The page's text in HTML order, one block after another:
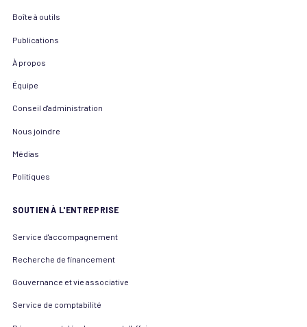
Boîte à outils
Publications
À propos
Équipe
Conseil d'administration
Nous joindre
Médias
Politiques
SOUTIEN À L'ENTREPRISE
Service d'accompagnement
Recherche de financement
Gouvernance et vie associative
Service de comptabilité